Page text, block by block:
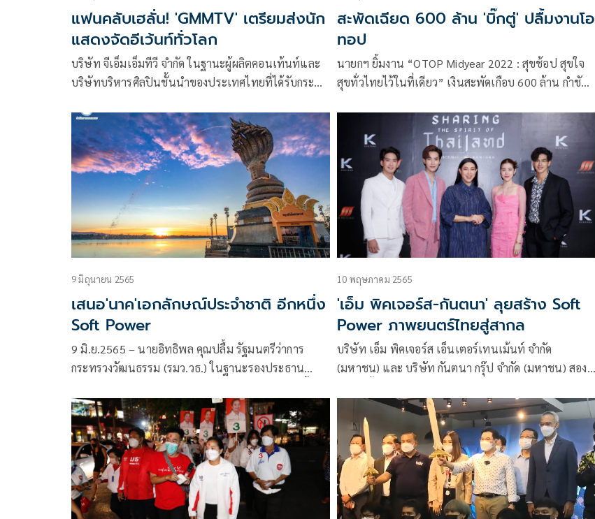
แฟนคลับเฮลั่น! 'GMMTV' เตรียมส่งนัก
แสดงจัดอีเว้นท์ทั่วโลก
บริษัท จีเอ็มเอ็มทีวี จำกัด ในฐานะผู้ผลิตคอนเท้นท์และ
บริษัทบริหารศิลปินชั้นนำของประเทศไทยที่ได้รับกระแส
ทุกทวีป ทั้งเอเชีย ยุโรป อเมริกา และลาตินอเมริกา โดย
เป็นหนึ่งในบริษัทที่บุกเบิกการนำนักแสดงวัยรุ่นไทยไป
เดินสายปรากฏตัวและเปิดการแสดงในประเทศต่างๆ มา
แล้วมากมาย อาทิ จีน ญี่ปุ่น เกาหลี ฟิลลิปปินส์
อินโดนีเซีย มาเลเซีย สิงคโปร์ เมียนมาร์ เวียดนาม
เป็นต้น
สะพัดเฉียด 600 ล้าน 'บิ๊กตู่' ปลื้มงานโอ
ทอป
นายกฯ ยิ้มงาน “OTOP Midyear 2022 : สุขช้อป สุขใจ
สุขทั่วไทยไว้ในที่เดียว” เงินสะพัดเกือบ 600 ล้าน กำชับ
9 มิถุนายน 2565
เสนอ'นาค'เอกลักษณ์ประจำชาติ อีกหนึ่ง
Soft Power
9 มิ.ย.2565 – นายอิทธิพล คุณปลื้ม รัฐมนตรีว่าการ
กระทรวงวัฒนธรรม (รมว.วธ.) ในฐานะรองประธาน
ประชุมคณะกรรมการวัฒนธรรมแห่งชาติ (กวช.) ครั้งที่
5/2565 โดยมีนายวิษณุ เครืองาม รองนายกรัฐมนตรีใน
ฐานะประธาน
10 พฤษภาคม 2565
'เอ็ม พิคเจอร์ส-กันตนา' ลุยสร้าง Soft
Power ภาพยนตร์ไทยสู่สากล
บริษัท เอ็ม พิคเจอร์ส เอ็นเตอร์เทนเม้นท์ จำกัด
(มหาชน) และ บริษัท กันตนา กรุ๊ป จำกัด (มหาชน) สอง
ฎการณ์ความยิ่งใหญ่ของวงการภาพยนตร์ เปิดโปรเจ็ค
SHARING THE SPIRIT OF THAILAND ในการนำอัต
ลักษณ์และเอกลักษณ์ของความเป็นไทย ถ่ายทอดสู่
ภาพยนตร์ 5 เรื่อง 5 ผู้กำกับฯ 5 ภูมิภาค และพร้อมจัด
ฉายสู่สายตาคนทั่วโลกได้รับชมทั่วกัน